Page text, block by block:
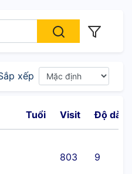
xếp
Tuổi Visit Độ dài
803 9